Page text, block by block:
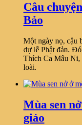
Câu
Bảo
Một ngày nọ, cậu
dự lễ Phật đản.
Thích Ca Mâu Ni,
loài.
Mùa sen
giáo